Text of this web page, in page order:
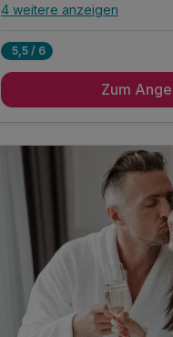
Alle Inklusivleistungen
3 x Frühstücksbuffet für
Start
inkl. Entspannung in
inkl. Kaffee- & Teestation
inkl. kuscheliger Leih-
inkl. Fitnessraum für Ihr
inkl. WLAN
4 weitere anzeigen
5,5 / 6
Zum